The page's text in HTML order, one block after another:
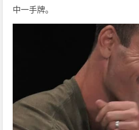
中一手牌。